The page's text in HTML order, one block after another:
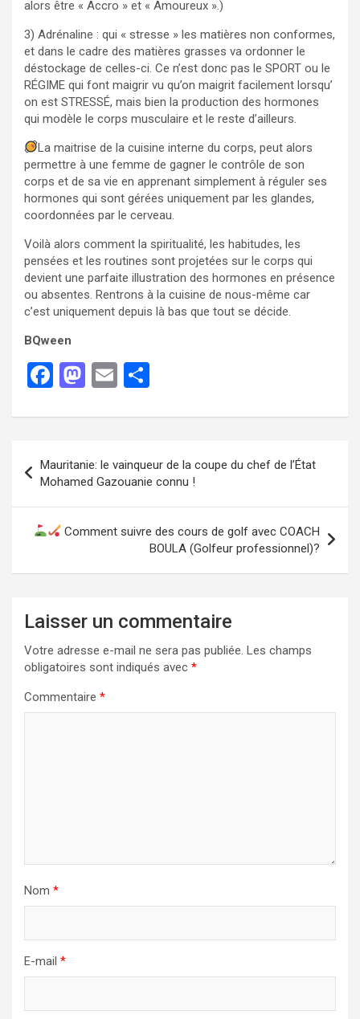
alors être « Accro » et « Amoureux ».)
3) Adrénaline : qui « stresse » les matières non conformes,
et dans le cadre des matières grasses va ordonner le
déstockage de celles-ci. Ce n’est donc pas le SPORT ou le
RÉGIME qui font maigrir vu qu’on maigrit facilement lorsqu’
on est STRESSÉ, mais bien la production des hormones
qui modèle le corps musculaire et le reste d’ailleurs.
La maitrise de la cuisine interne du corps, peut alors
permettre à une femme de gagner le contrôle de son
corps et de sa vie en apprenant simplement à réguler ses
hormones qui sont gérées uniquement par les glandes,
coordonnées par le cerveau.
Voilà alors comment la spiritualité, les habitudes, les
pensées et les routines sont projetées sur le corps qui
devient une parfaite illustration des hormones en présence
ou absentes. Rentrons à la cuisine de nous-même car
c’est uniquement depuis là bas que tout se décide.
BQween
F
ce
o
o
k
M
st
o
d
o
n
E
ail ta
er
Mauritanie: le vainqueur de la coupe du chef de l’État
Mohamed Gazouanie connu !
Comment suivre des cours de golf avec COACH
BOULA (Golfeur professionnel)?
Laisser un commentaire
Votre adresse e-mail ne sera pas publiée. Les champs
obligatoires sont indiqués avec *
Commentaire *
Nom *
E-mail *